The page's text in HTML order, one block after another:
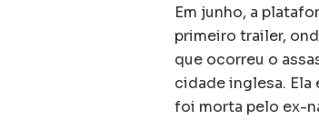
Em junho, a
primeiro trailer,
que ocorreu o
cidade inglesa. Ela
foi morta pelo ex-